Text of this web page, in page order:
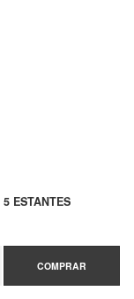
ESTANTES
COMPRAR